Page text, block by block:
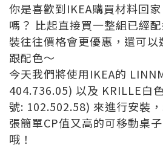
你是喜歡到IKEA購買材料回
嗎？ 比起直接買一整組已經
裝往往價格會更優惠，還可
跟配色～
今天我們將使用IKEA的
404.736.05) 以及 KRILLE白
號: 102.502.58) 來進行安裝
張簡單CP值又高的可移動桌
哦！